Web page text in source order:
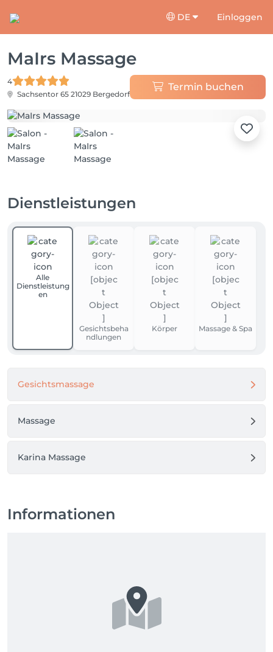
DE Einloggen
MaIrs Massage
4
Sachsentor 65 21029 Bergedorf
Termin buchen
Dienstleistungen
Alle
Dienstleistung
en
Gesichtsbeha
ndlungen
Körper Massage & Spa
Gesichtsmassage
Massage
Karina Massage
Informationen